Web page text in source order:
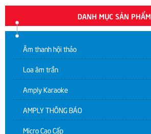
DANH MỤC SẢN PHẨM
Âm thanh hội thảo
Loa âm trần
Amply Karaoke
AMPLY THÔNG BÁO
Micro Cao Cấp